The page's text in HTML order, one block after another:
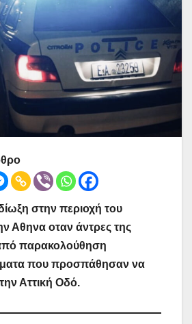
στην περιοχή του
Αθηνα οταν άντρες της
παρακολούθηση
που προσπάθησαν να
Αττική Οδό.